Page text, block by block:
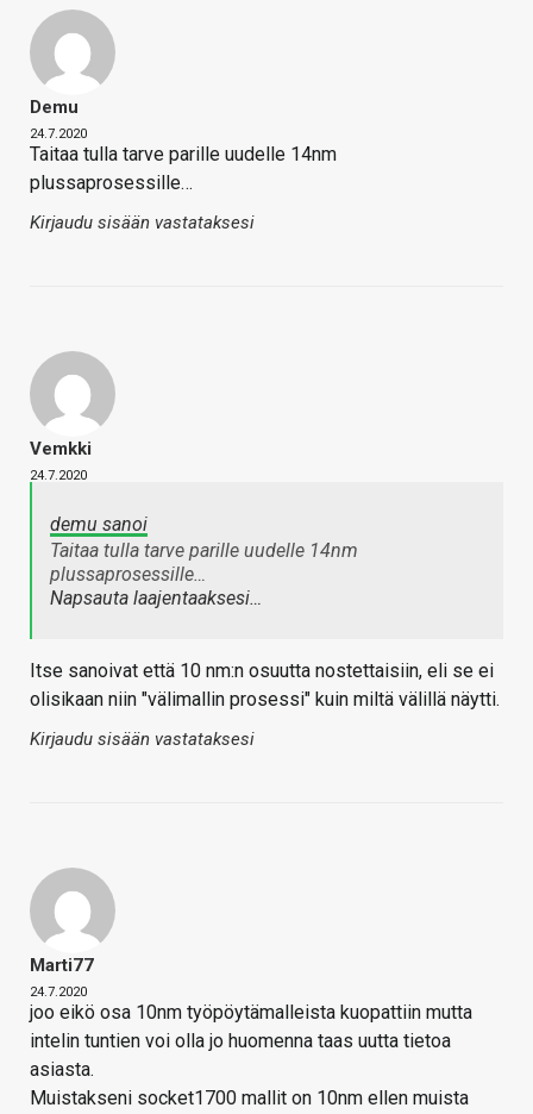
Demu
24.7.2020
Taitaa tulla tarve parille uudelle 14nm
plussaprosessille…
Kirjaudu sisään vastataksesi
Vemkki
24.7.2020
demu sanoi
Taitaa tulla tarve parille uudelle 14nm
plussaprosessille…
Napsauta laajentaaksesi…
Itse sanoivat että 10 nm:n osuutta nostettaisiin, eli se ei
olisikaan niin "välimallin prosessi" kuin miltä välillä näytti.
Kirjaudu sisään vastataksesi
Marti77
24.7.2020
joo eikö osa 10nm työpöytämalleista kuopattiin mutta
intelin tuntien voi olla jo huomenna taas uutta tietoa
asiasta.
Muistakseni socket1700 mallit on 10nm ellen muista